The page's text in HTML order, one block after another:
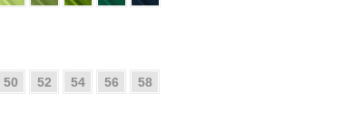
50 52 54 56
58